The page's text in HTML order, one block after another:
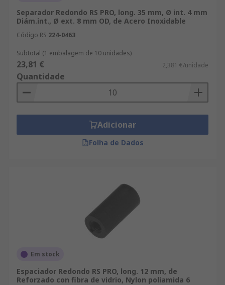
Separador Redondo RS PRO, long. 35 mm, Ø int. 4 mm
Diám.int., Ø ext. 8 mm OD, de Acero Inoxidable
Código RS 224-0463
Subtotal (1 embalagem de 10 unidades)
23,81 € 2,381 €/unidade
Quantidade
Adicionar
Folha de Dados
Em stock
Espaciador Redondo RS PRO, long. 12 mm, de
Reforzado con fibra de vidrio, Nylon poliamida 6